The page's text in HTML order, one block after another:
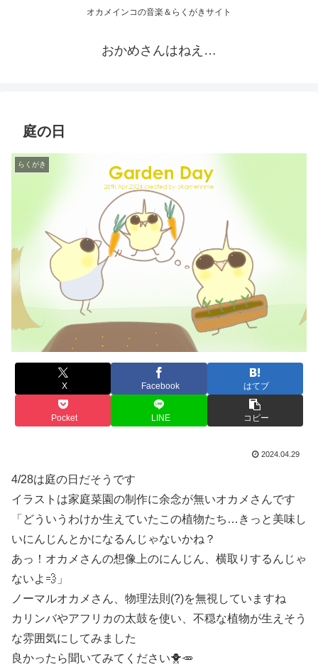
オカメインコの音楽＆らくがきサイト
おかめさんはねえ…
庭の日
らくがき
X Facebook はてブ
Pocket LINE コピー
2024.04.29
4/28は庭の日だそうです
イラストは家庭菜園の制作に余念が無いオカメさんです
「どういうわけか生えていたこの植物たち…きっと美味し
いにんじんとかになるんじゃないかね？
あっ！オカメさんの想像上のにんじん、横取りするんじゃ
ないよ💨」
ノーマルオカメさん、物理法則(?)を無視していますね
カリンバやアフリカの太鼓を使い、不穏な植物が生えそう
な雰囲気にしてみました
良かったら聞いてみてください🐥🥕